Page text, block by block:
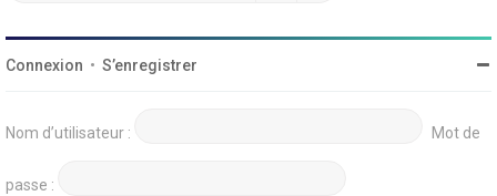
Connexion • S’enregistrer
Nom d’utilisateur : Mot de
passe :